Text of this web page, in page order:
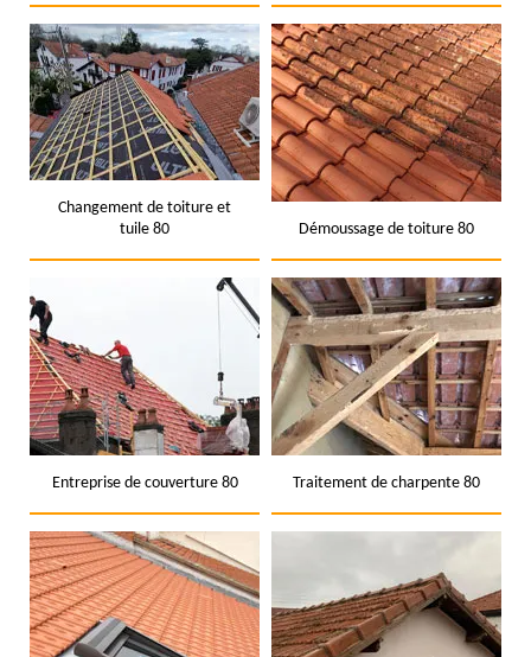
Changement de toiture et
tuile 80
Démoussage de toiture 80
Entreprise de couverture 80 Traitement de charpente 80